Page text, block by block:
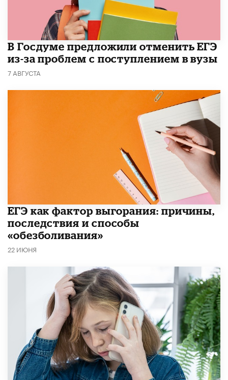
В Госдуме предложили отменить ЕГЭ
из-за проблем с поступлением в вузы
7 АВГУСТА
​ЕГЭ как фактор выгорания: причины,
последствия и способы
«обезболивания»
22 ИЮНЯ